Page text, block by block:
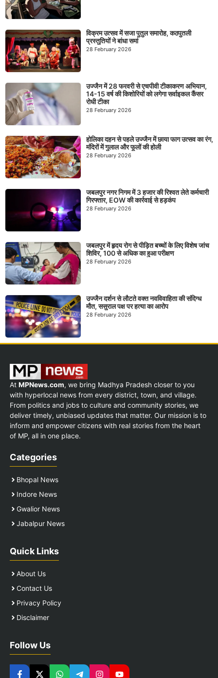
विक्रम उत्सव में सजा पुतुल समारोह, कठपुतली
प्रस्तुतियों ने बांधा समां
28 February 2026
उज्जैन में 28 फरवरी से एचपीवी टीकाकरण अभियान,
14-15 वर्ष की किशोरियों को लगेगा सर्वाइकल कैंसर
रोधी टीका
28 February 2026
होलिका दहन से पहले उज्जैन में छाया फाग उत्सव का रंग,
मंदिरों में गुलाल और फूलों की होली
28 February 2026
जबलपुर नगर निगम में 3 हजार की रिश्वत लेते कर्मचारी
गिरफ्तार, EOW की कार्रवाई से हड़कंप
28 February 2026
जबलपुर में हृदय रोग से पीड़ित बच्चों के लिए विशेष जांच
शिविर, 100 से अधिक का हुआ परीक्षण
28 February 2026
उज्जैन दर्शन से लौटते वक्त नवविवाहिता की संदिग्ध
मौत, ससुराल पक्ष पर हत्या का आरोप
28 February 2026
At MPNews.com, we bring Madhya Pradesh closer to you
with hyperlocal news from every district, town, and village.
From politics and jobs to culture and community stories, we
deliver timely, unbiased updates that matter. Our mission is to
inform and empower citizens with real stories from the heart
of MP, all in one place.
Categories
Bhopal News
Indore News
Gwalior News
Jabalpur News
Quick Links
About Us
Contact Us
Privacy Policy
Disclaimer
Follow Us